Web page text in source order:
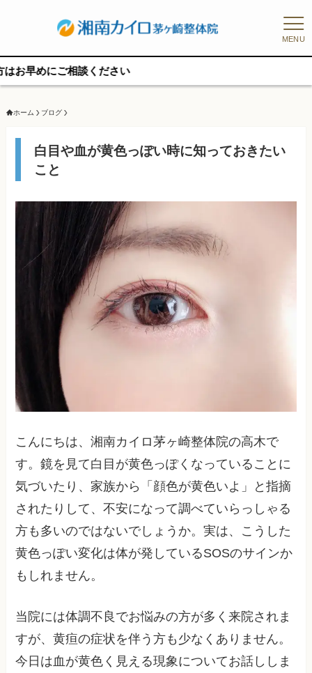
MENU
相談ください
ホーム ブログ
白目や血が黄色っぽい時に知っておきたい
こと
こんにちは、湘南カイロ茅ヶ崎整体院の高木で
す。鏡を見て白目が黄色っぽくなっていることに
気づいたり、家族から「顔色が黄色いよ」と指摘
されたりして、不安になって調べていらっしゃる
方も多いのではないでしょうか。実は、こうした
黄色っぽい変化は体が発しているSOSのサインか
もしれません。
当院には体調不良でお悩みの方が多く来院されま
すが、黄疸の症状を伴う方も少なくありません。
今日は血が黄色く見える現象についてお話ししま